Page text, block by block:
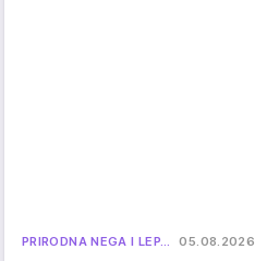
PRIRODNA NEGA I LEP… 05.08.2026.